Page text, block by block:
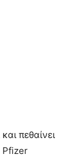
πεθαίνει
Pfizer